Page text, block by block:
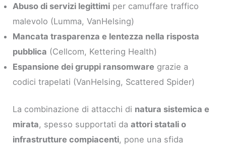
Abuso di servizi legittimi per camuffare traffico
malevolo (Lumma, VanHelsing)
Mancata trasparenza e lentezza nella risposta
pubblica (Cellcom, Kettering Health)
Espansione dei gruppi ransomware grazie a
codici trapelati (VanHelsing, Scattered Spider)
La combinazione di attacchi di natura sistemica e
mirata, spesso supportati daattori statali o
infrastrutture compiacenti, pone una sfida